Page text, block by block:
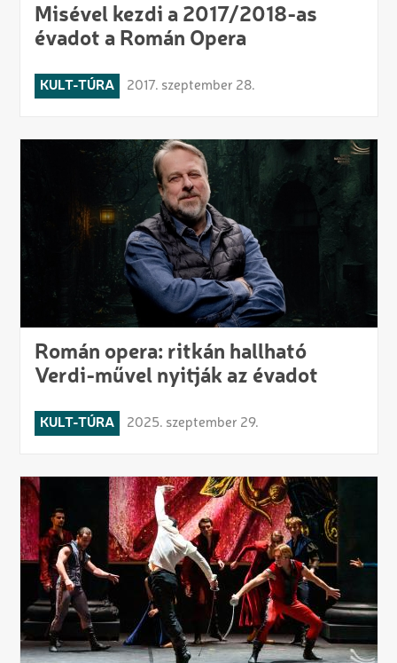
Misével kezdi a 2017/2018-as
évadot a Román Opera
KULT-TÚRA 2017. szeptember 28.
Román opera: ritkán hallható
Verdi-művel nyitják az évadot
KULT-TÚRA 2025. szeptember 29.